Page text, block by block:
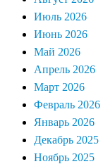
Июль 2026
Июнь 2026
Май 2026
Апрель 2026
Март 2026
Февраль 2026
Январь 2026
Декабрь 2025
Ноябрь 2025